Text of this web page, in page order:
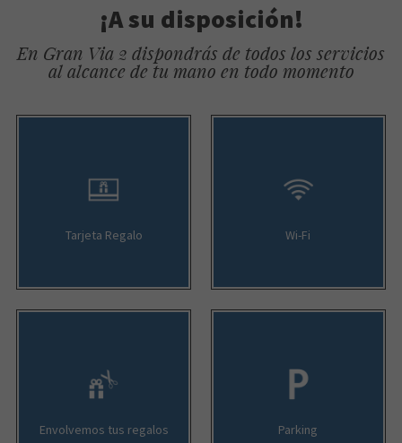
¡A su disposición!
En Gran Via 2 dispondrás de todos los servicios
al alcance de tu mano en todo momento
Tarjeta Regalo Wi-Fi
Envolvemos tus regalos Parking